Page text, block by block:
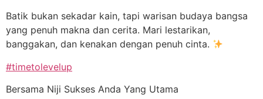
Batik bukan sekadar kain, tapi warisan budaya bangsa
yang penuh makna dan cerita. Mari lestarikan,
banggakan, dan kenakan dengan penuh cinta.
#timetolevelup
Bersama Niji Sukses Anda Yang Utama